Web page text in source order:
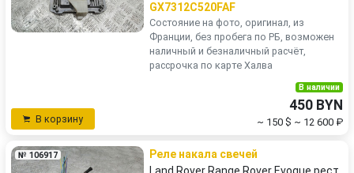
GX7312C520FAF
Состояние на фото, оригинал, из
Франции, без пробега по РБ, возможен
наличный и безналичный расчёт,
рассрочка по карте Халва
В корзину
В наличии
450 BYN
~ 150 $ ~ 12 600 ₽
№ 106917
Реле накала свечей